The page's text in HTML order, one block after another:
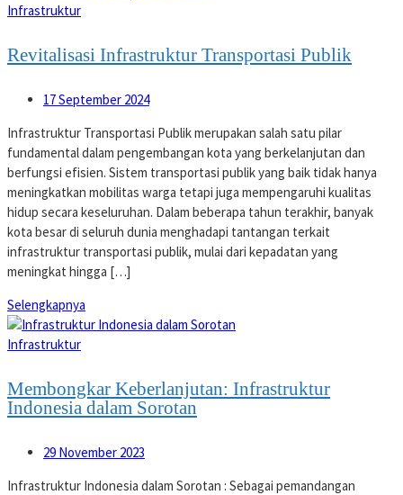
Infrastruktur
Revitalisasi Infrastruktur Transportasi Publik
17 September 2024
Infrastruktur Transportasi Publik merupakan salah satu pilar
fundamental dalam pengembangan kota yang berkelanjutan dan
berfungsi efisien. Sistem transportasi publik yang baik tidak hanya
meningkatkan mobilitas warga tetapi juga mempengaruhi kualitas
hidup secara keseluruhan. Dalam beberapa tahun terakhir, banyak
kota besar di seluruh dunia menghadapi tantangan terkait
infrastruktur transportasi publik, mulai dari kepadatan yang
meningkat hingga […]
Selengkapnya
Infrastruktur
Membongkar Keberlanjutan: Infrastruktur
Indonesia dalam Sorotan
29 November 2023
Infrastruktur Indonesia dalam Sorotan : Sebagai pemandangan